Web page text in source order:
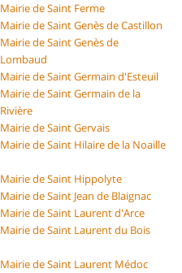
Mairie de Saint Ferme
Mairie de Saint Genès de Castillon
Mairie de Saint Genès de
Lombaud
Mairie de Saint Germain d'Esteuil
Mairie de Saint Germain de la
Rivière
Mairie de Saint Gervais
Mairie de Saint Hilaire de la Noaille
Mairie de Saint Hippolyte
Mairie de Saint Jean de Blaignac
Mairie de Saint Laurent d'Arce
Mairie de Saint Laurent du Bois
Mairie de Saint Laurent Médoc